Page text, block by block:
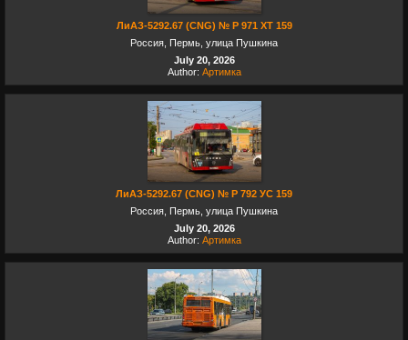
ЛиАЗ-5292.67 (CNG) № Р 971 ХТ 159
Россия, Пермь, улица Пушкина
July 20, 2026
Author: Артимка
ЛиАЗ-5292.67 (CNG) № Р 792 УС 159
Россия, Пермь, улица Пушкина
July 20, 2026
Author: Артимка